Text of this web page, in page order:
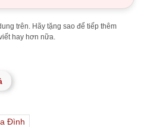
trên. Hãy tặng sao để tiếp thêm
hay hơn nữa.
Đình